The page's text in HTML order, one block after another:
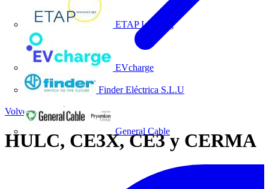
ETAP Lighting
EVcharge
Finder Eléctrica S.L.U
General Cable
Volver a Noticias
HULC, CE3X, CE3 y CERMA